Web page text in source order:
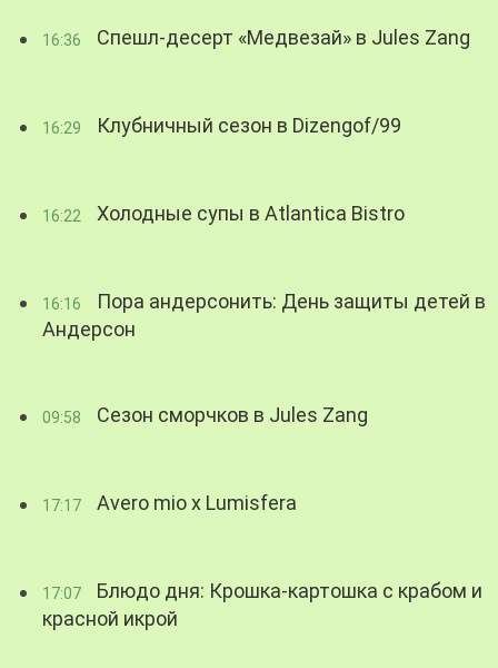
16:36 Спешл-десерт «Медвезай» в Jules Zang
16:29 Клубничный сезон в Dizengof/99
16:22 Холодные супы в Atlantica Bistro
16:16
Пора андерсонить: День защиты детей в
Андерсон
09:58 Сезон сморчков в Jules Zang
17:17 Avero mio x Lumisfera
17:07
Блюдо дня: Крошка-картошка с крабом и
красной икрой